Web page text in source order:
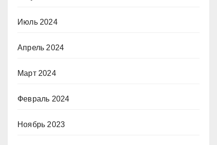
Июль 2024
Апрель 2024
Март 2024
Февраль 2024
Ноябрь 2023